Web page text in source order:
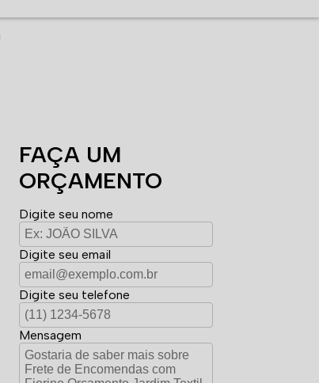
FAÇA UM
ORÇAMENTO
Digite seu nome
Digite seu email
Digite seu telefone
Mensagem